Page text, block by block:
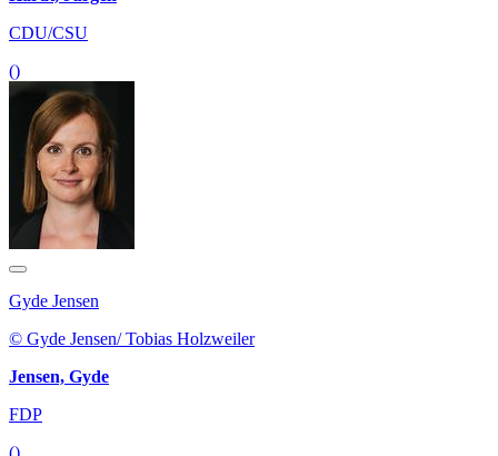
CDU/CSU
()
Gyde Jensen
© Gyde Jensen/ Tobias Holzweiler
Jensen, Gyde
FDP